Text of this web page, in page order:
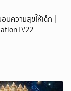
ความสุขให้เด็ก |